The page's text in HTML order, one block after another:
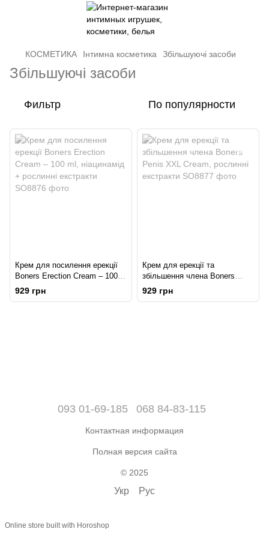
КОСМЕТИКА Інтимна косметика Збільшуючі засоби
Збільшуючі засоби
Фильтр По популярности
Крем для посилення ерекції
Boners Erection Cream – 100
ml, ніацинамід + рослинні
екстракти
929 грн
Крем для ерекції та
збільшення члена Boners
Penis XXL Cream, рослинні
екстракти
929 грн
093 01-69-185 068 84-83-115
Контактная информация
Полная версия сайта
© 2025
Укр Рус
Online store built with Horoshop